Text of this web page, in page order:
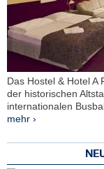
Das Hostel & Hotel A
der historischen
internationalen
mehr ›